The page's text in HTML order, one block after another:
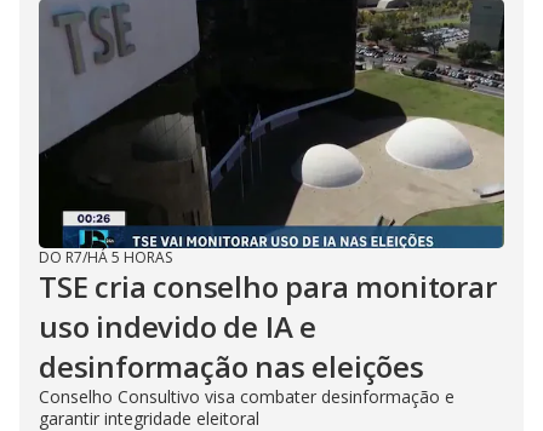
DO R7/HÁ 5 HORAS
TSE cria conselho para monitorar
uso indevido de IA e
desinformação nas eleições
Conselho Consultivo visa combater desinformação e
garantir integridade eleitoral